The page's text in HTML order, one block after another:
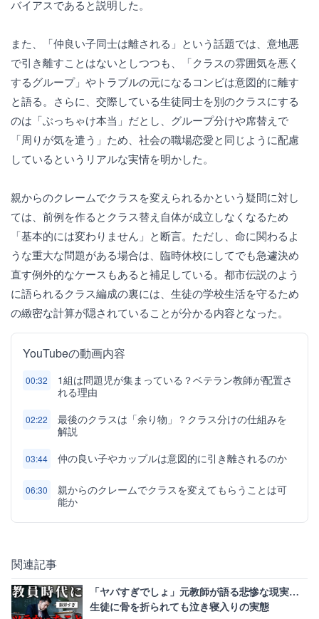
バイアスであると説明した。
また、「仲良い子同士は離される」という話題では、意地悪
で引き離すことはないとしつつも、「クラスの雰囲気を悪く
するグループ」やトラブルの元になるコンビは意図的に離す
と語る。さらに、交際している生徒同士を別のクラスにする
のは「ぶっちゃけ本当」だとし、グループ分けや席替えで
「周りが気を遣う」ため、社会の職場恋愛と同じように配慮
しているというリアルな実情を明かした。
親からのクレームでクラスを変えられるかという疑問に対し
ては、前例を作るとクラス替え自体が成立しなくなるため
「基本的には変わりません」と断言。ただし、命に関わるよ
うな重大な問題がある場合は、臨時休校にしてでも急遽決め
直す例外的なケースもあると補足している。都市伝説のよう
に語られるクラス編成の裏には、生徒の学校生活を守るため
の緻密な計算が隠されていることが分かる内容となった。
YouTubeの動画内容
00:32
1組は問題児が集まっている？ベテラン教師が配置さ
れる理由
02:22
最後のクラスは「余り物」？クラス分けの仕組みを
解説
03:44 仲の良い子やカップルは意図的に引き離されるのか
06:30
親からのクレームでクラスを変えてもらうことは可
能か
関連記事
「ヤバすぎでしょ」元教師が語る悲惨な現実…
生徒に骨を折られても泣き寝入りの実態